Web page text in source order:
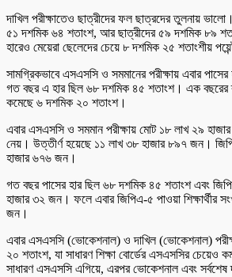
দাখিল পরীক্ষাতেও ছাত্রীদের ফল ছাত্রদের তুলনায়
৫১ দশমিক ৬৪ শতাংশ, আর ছাত্রীদের ৫৯ দশমিক ৮৯
হারেও মেয়েরা ছেলেদের চেয়ে ৮ দশমিক ২৫ শতাংশীয়
সামগ্রিকভাবে এসএসসি ও সমমানের পরীক্ষায় এবার
গত বছর এ হার ছিল ৬৮ দশমিক ৪৫ শতাংশ। এক বছরের
কমেছে ৬ দশমিক ২০ শতাংশ।
এবার এসএসসি ও সমমান পরীক্ষায় মোট ১৮ লাখ ২৯
নেয়। উত্তীর্ণ হয়েছে ১১ লাখ ৩৮ হাজার ৮৯৭ জন।
হাজার ৬৭৬ জন।
গত বছর পাসের হার ছিল ৬৮ দশমিক ৪৫ শতাংশ এবং
হাজার ৩২ জন। ফলে এবার জিপিএ-৫ পাওয়া শিক্ষার্থীর
জন।
এবার এসএসসি (ভোকেশনাল) ও দাখিল (ভোকেশনাল)
২০ শতাংশ, যা সাধারণ শিক্ষা বোর্ডের এসএসসির চেয়েও
সাধারণ এসএসসি এগিয়ে, এরপর ভোকেশনাল এবং সর্বশেষ